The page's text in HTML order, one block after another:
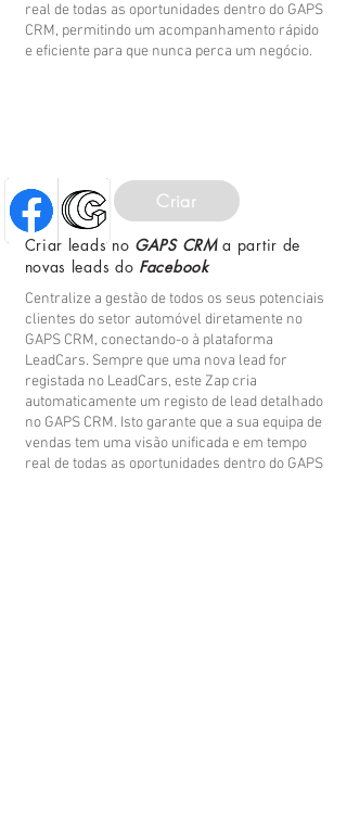
real de todas as oportunidades dentro do GAPS
CRM, permitindo um acompanhamento rápido
e eficiente para que nunca perca um negócio.
Criar
Criar leads no GAPS CRMa partir de
novas leads do Facebook
Centralize a gestão de todos os seus potenciais
clientes do setor automóvel diretamente no
GAPS CRM, conectando-o à plataforma
LeadCars. Sempre que uma nova lead for
registada no LeadCars, este Zap cria
automaticamente um registo de lead detalhado
no GAPS CRM. Isto garante que a sua equipa de
vendas tem uma visão unificada e em tempo
real de todas as oportunidades dentro do GAPS